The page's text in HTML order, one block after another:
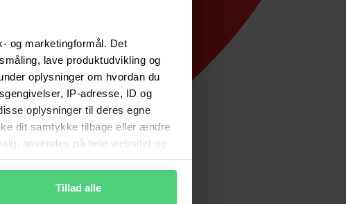
og marketingformål. Det
lave produktudvikling og
oplysninger om hvordan du
IP-adresse, ID og
oplysninger til deres egne
dit samtykke tilbage eller ændre
anvendes på hele websitet og
dine rettigheder
Tillad alle